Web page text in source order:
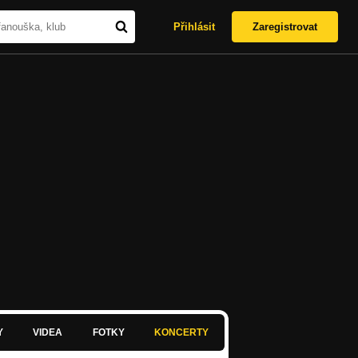
Přihlásit Zaregistrovat
VIDEA FOTKY KONCERTY